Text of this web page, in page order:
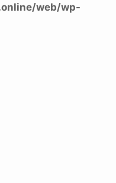
web/wp-